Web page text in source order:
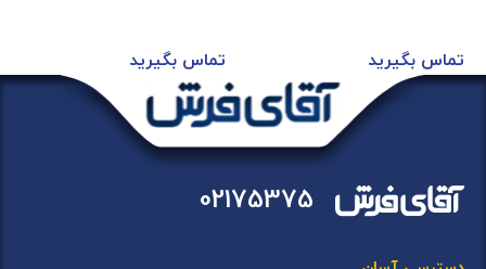
تماس بگیرید تماس بگیرید
02175375